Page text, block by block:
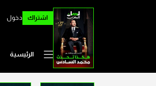
اشتراك دخول
الرئيسية